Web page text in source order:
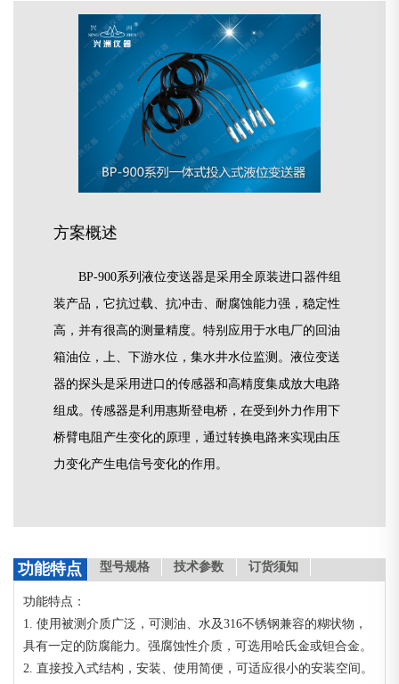
方案概述
BP-900系列液位变送器是采用全原装进口器件组
装产品，它抗过载、抗冲击、耐腐蚀能力强，稳定性
高，并有很高的测量精度。特别应用于水电厂的回油
箱油位，上、下游水位，集水井水位监测。液位变送
器的探头是采用进口的传感器和高精度集成放大电路
组成。传感器是利用惠斯登电桥，在受到外力作用下
桥臂电阻产生变化的原理，通过转换电路来实现由压
力变化产生电信号变化的作用。
功能特点 型号规格 技术参数 订货须知
功能特点：
1. 使用被测介质广泛，可测油、水及316不锈钢兼容的糊状物，
具有一定的防腐能力。强腐蚀性介质，可选用哈氏金或钽合金。
2. 直接投入式结构，安装、使用简便，可适应很小的安装空间。